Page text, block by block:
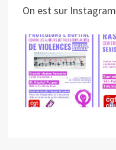
On est sur Instagram